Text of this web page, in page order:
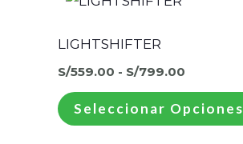
LIGHTSHIFTER
S/559.00 - S/799.00
Seleccionar Opciones